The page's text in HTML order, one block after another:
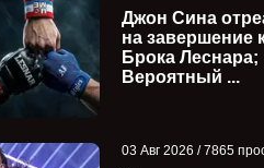
Джон Сина
на завершение
Брока Леснара;
Вероятный ...
03 Авг 2026 / 7865